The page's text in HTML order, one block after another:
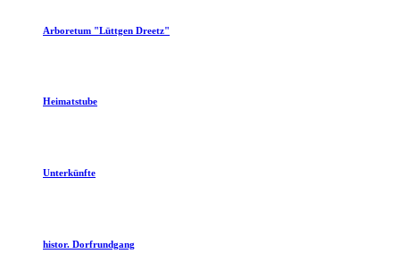
Arboretum "Lüttgen Dreetz"
Heimatstube
Unterkünfte
histor. Dorfrundgang